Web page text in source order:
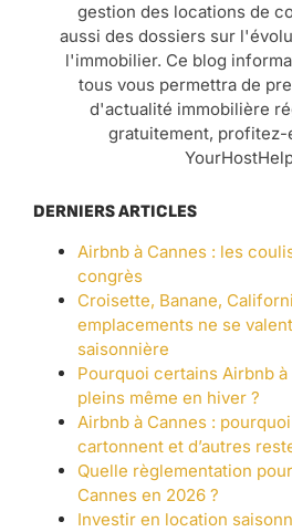
gestion des locations de
aussi des dossiers sur
l'immobilier. Ce blog
tous vous permettra de
d'actualité immobilière
gratuitement, profitez-
DERNIERS ARTICLES
Airbnb à Cannes : les
congrès
Croisette, Banane,
emplacements ne se
saisonnière
Pourquoi certains Airbnb
pleins même en hiver ?
Airbnb à Cannes :
cartonnent et d’autres
Quelle règlementation
Cannes en 2026 ?
Investir en location